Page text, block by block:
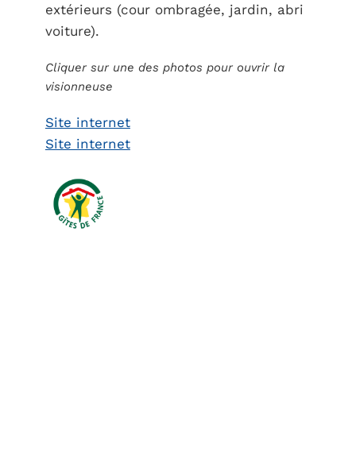
extérieurs (cour ombragée, jardin, abri
voiture).
Cliquer sur une des photos pour ouvrir la
visionneuse
Site internet
Site internet